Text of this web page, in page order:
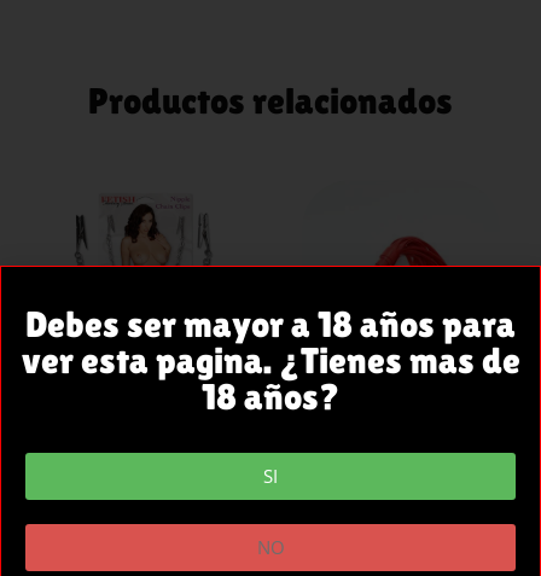
Productos relacionados
CARRITO
PARA
PEZONES
METALICAS
FF NIPPLE
AÑADIR
CARRITO
ADDICT
MINI
FLOGGER
28 CM RED
Debes ser mayor a 18 años para
ver esta pagina. ¿Tienes mas de
18 años?
SI
NO